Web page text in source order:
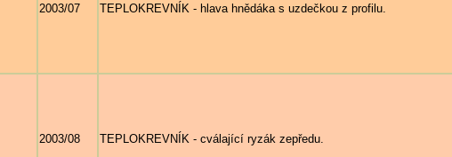
2003/07 TEPLOKREVNÍK - hlava hnědáka s uzdečkou z profilu.
2003/08 TEPLOKREVNÍK - cválající ryzák zepředu.